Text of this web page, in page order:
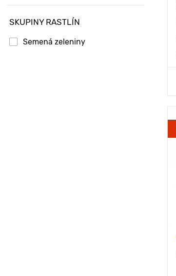
SKUPINY RASTLÍN
Semená zeleniny